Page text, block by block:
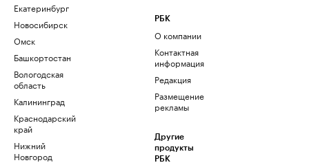
Екатеринбург
Новосибирск
Омск
Башкортостан
Вологодская
область
Калининград
Краснодарский
край
Нижний
Новгород
РБК
О компании
Контактная
информация
Редакция
Размещение
рекламы
Другие
продукты
РБК